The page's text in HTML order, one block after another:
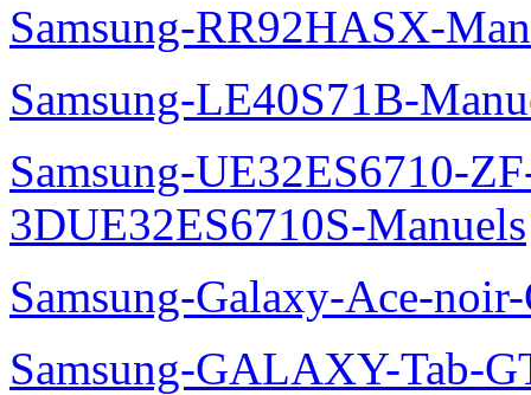
Samsung-RR92HASX-
Samsung-LE40S71B-
Samsung-UE32ES6710-
3DUE32ES6710S-Manuels
Samsung-Galaxy-Ace-
Samsung-GALAXY-Tab-